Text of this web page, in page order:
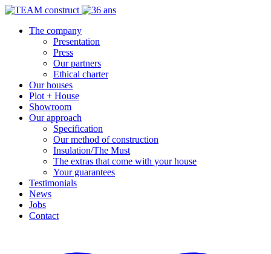
The company
Presentation
Press
Our partners
Ethical charter
Our houses
Plot + House
Showroom
Our approach
Specification
Our method of construction
Insulation/The Must
The extras that come with your house
Your guarantees
Testimonials
News
Jobs
Contact